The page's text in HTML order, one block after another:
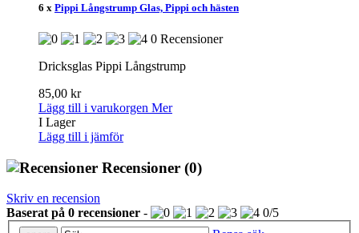
6 x Pippi Långstrump Glas, Pippi och hästen
0 Recensioner
Dricksglas Pippi Långstrump
85,00 kr
Lägg till i varukorgen Mer
I Lager
Lägg till i jämför
Recensioner (0)
Skriv en recension
Baserat på 0 recensioner - 0/5